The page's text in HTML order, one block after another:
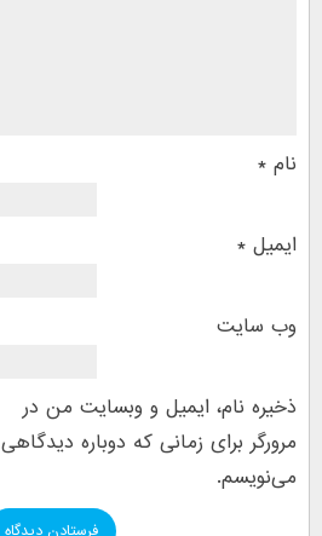
نام *
ایمیل *
وب‌ سایت
ذخیره نام، ایمیل و وبسایت من در
مرورگر برای زمانی که دوباره دیدگاهی
می‌نویسم.